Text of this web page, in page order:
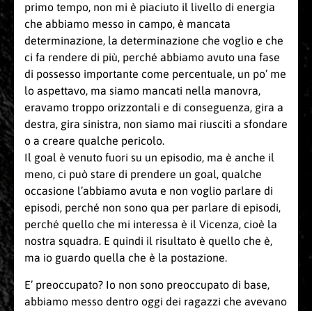
primo tempo, non mi è piaciuto il livello di energia
che abbiamo messo in campo, è mancata
determinazione, la determinazione che voglio e che
ci fa rendere di più, perché abbiamo avuto una fase
di possesso importante come percentuale, un po’ me
lo aspettavo, ma siamo mancati nella manovra,
eravamo troppo orizzontali e di conseguenza, gira a
destra, gira sinistra, non siamo mai riusciti a sfondare
o a creare qualche pericolo.
Il goal è venuto fuori su un episodio, ma è anche il
meno, ci può stare di prendere un goal, qualche
occasione l’abbiamo avuta e non voglio parlare di
episodi, perché non sono qua per parlare di episodi,
perché quello che mi interessa è il Vicenza, cioè la
nostra squadra. E quindi il risultato è quello che è,
ma io guardo quella che è la postazione.
E’ preoccupato? Io non sono preoccupato di base,
abbiamo messo dentro oggi dei ragazzi che avevano